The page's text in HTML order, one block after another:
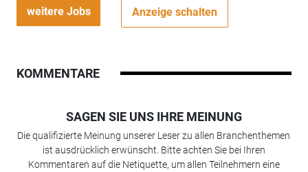
weitere Jobs Anzeige schalten
KOMMENTARE
SAGEN SIE UNS IHRE MEINUNG
Die qualifizierte Meinung unserer Leser zu allen Branchenthemen
ist ausdrücklich erwünscht. Bitte achten Sie bei Ihren
Kommentaren auf die Netiquette, um allen Teilnehmern eine